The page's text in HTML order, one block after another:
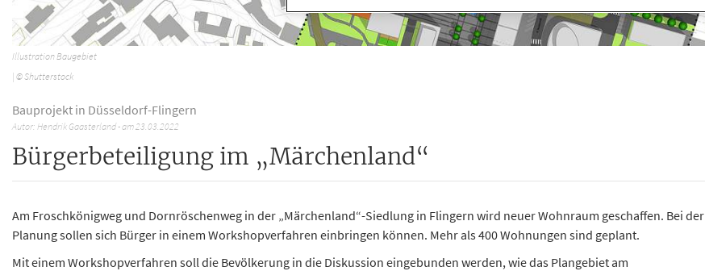
Illustration Baugebiet
| © Shutterstock
Bauprojekt in Düsseldorf-Flingern
Autor: Hendrik Gaasterland-am 23.03.2022
Bürgerbeteiligung im „Märchenland“
Am Froschkönigweg und Dornröschenweg in der „Märchenland“-Siedlung in Flingern wird neuer Wohnraum geschaffen. Bei der
Planung sollen sich Bürger in einem Workshopverfahren einbringen können. Mehr als 400 Wohnungen sind geplant.
Mit einem Workshopverfahren soll die Bevölkerung in die Diskussion eingebunden werden, wie das Plangebiet am